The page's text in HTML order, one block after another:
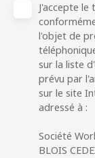
J'accepte
l'objet de
sur la liste
prévu par
sur le site
adressé à :
Société
BLOIS